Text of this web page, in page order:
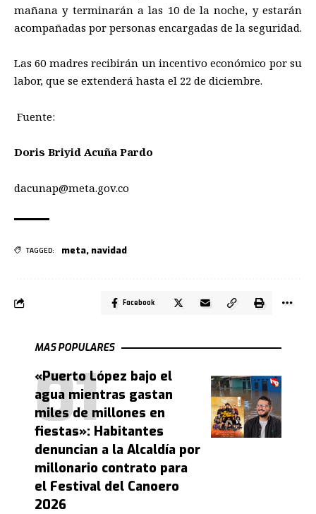
mañana y terminarán a las 10 de la noche, y estarán
acompañadas por personas encargadas de la seguridad.
Las 60 madres recibirán un incentivo económico por su
labor, que se extenderá hasta el 22 de diciembre.
Fuente:
Doris Briyid Acuña Pardo
dacunap@meta.gov.co
TAGGED: meta, navidad
Facebook
MAS POPULARES
«Puerto López bajo el
agua mientras gastan
miles de millones en
fiestas»: Habitantes
denuncian a la Alcaldía por
millonario contrato para
el Festival del Canoero
2026